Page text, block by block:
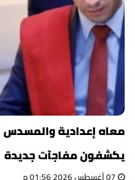
معاه إعدادية
يكشفون مفاجآت جديدة